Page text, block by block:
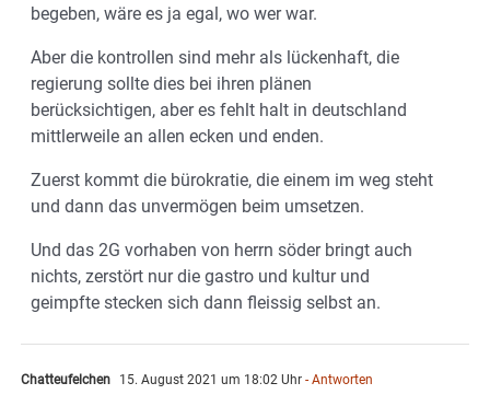
begeben, wäre es ja egal, wo wer war.
Aber die kontrollen sind mehr als lückenhaft, die
regierung sollte dies bei ihren plänen
berücksichtigen, aber es fehlt halt in deutschland
mittlerweile an allen ecken und enden.
Zuerst kommt die bürokratie, die einem im weg steht
und dann das unvermögen beim umsetzen.
Und das 2G vorhaben von herrn söder bringt auch
nichts, zerstört nur die gastro und kultur und
geimpfte stecken sich dann fleissig selbst an.
Chatteufelchen 15. August 2021 um 18:02 Uhr - Antworten